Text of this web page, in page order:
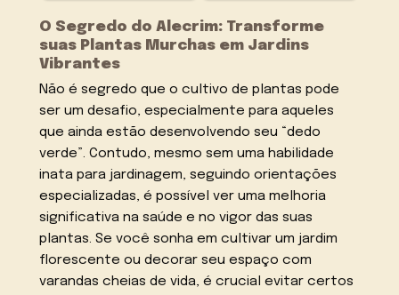
O Segredo do Alecrim: Transforme
suas Plantas Murchas em Jardins
Vibrantes
Não é segredo que o cultivo de plantas pode
ser um desafio, especialmente para aqueles
que ainda estão desenvolvendo seu “dedo
verde”. Contudo, mesmo sem uma habilidade
inata para jardinagem, seguindo orientações
especializadas, é possível ver uma melhoria
significativa na saúde e no vigor das suas
plantas. Se você sonha em cultivar um jardim
florescente ou decorar seu espaço com
varandas cheias de vida, é crucial evitar certos